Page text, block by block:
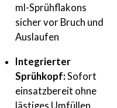
ml-Sprühflakons
sicher vor Bruch und
Auslaufen
Integrierter
Sprühkopf: Sofort
einsatzbereit ohne
lästiges Umfüllen